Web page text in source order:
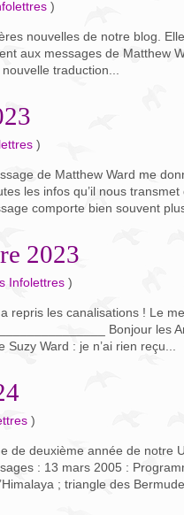
)
nouvelles de notre blog.
aux messages de Matthew
traduction...
)
de Matthew Ward me
les infos qu’il nous
comporte bien souvent
2023
Infolettres )
repris les canalisations ! Le
Bonjour les
Ward : je n’ai rien reçu...
)
de deuxième année de notre
: 13 mars 2005 :
; triangle des